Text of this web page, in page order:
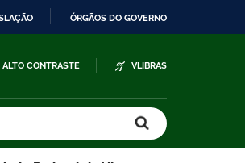
ÓRGÃOS DO GOVERNO
ALTO CONTRASTE VLIBRAS